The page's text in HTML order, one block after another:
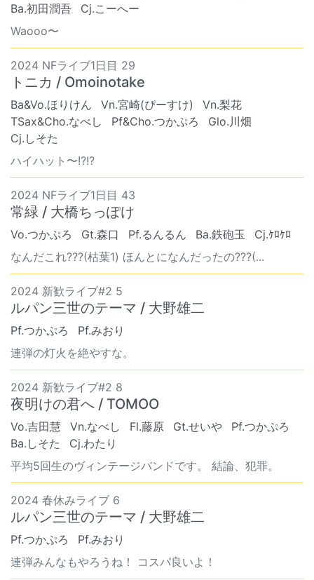
Ba.初田潤吾
Cj.こーへー
Waooo〜
2024 NFライブ1日目 29
トニカ / Omoinotake
Ba&Vo.ほりけん Vn.宮崎(ぴーすけ)
Vn.梨花
TSax&Cho.なべし
Pf&Cho.つかぷろ
Glo.川畑
Cj.しそた
ハイハット〜!?!?
2024 NFライブ1日目 43
常緑 / 大橋ちっぽけ
Vo.つかぷろ Gt.森口 Pf.るんるん Ba.鉄砲玉
Cj.ｹﾛｹﾛ
なんだこれ⁇?(枯葉1) ほんとになんだったの???(...
2024 新歓ライブ#2 5
ルパン三世のテーマ / 大野雄二
Pf.つかぷろ
Pf.みおり
連弾の灯火を絶やすな。
2024 新歓ライブ#2 8
夜明けの君へ / TOMOO
Vo.吉田慧 Vn.なべし Fl.藤原 Gt.せいや
Pf.つかぷろ
Ba.しそた
Cj.わたり
平均5回生のヴィンテージバンドです。 結論、犯罪。
2024 春休みライブ 6
ルパン三世のテーマ / 大野雄二
Pf.つかぷろ
Pf.みおり
連弾みんなもやろうね！ コスパ良いよ！